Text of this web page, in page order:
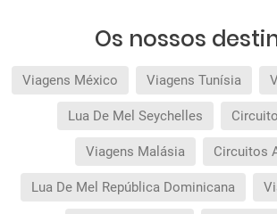
Os nossos
Viagens México Viagens Tunísia
Lua De Mel Seychelles
Viagens Malásia Circuitos
Lua De Mel República Dominicana